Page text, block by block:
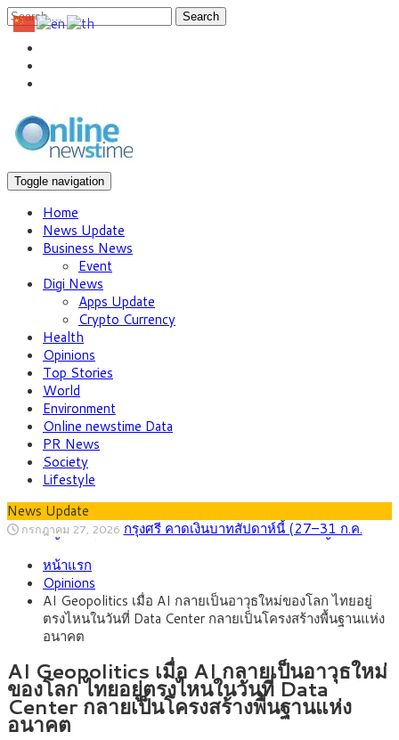
Search
Toggle navigation
Home
News Update
Business News
Event
Digi News
Apps Update
Crypto Currency
Health
Opinions
Top Stories
World
Environment
Online newstime Data
PR News
Society
Lifestyle
News Update
กรกฎาคม 27, 2026 กรุงศรี คาดเงินบาทสัปดาห์นี้ (27–31 ก.ค.
หน้ารถไฟฟ้าสงขลา โมโนเรล 12.54 กม. เชื่อมเมืองหาดใหญ่
สิงหาคม 4, 2026
รายหัวเพียง 2,618 บาท เสนอทบทวนจัดสรรงบให้สอดคล้องภาระ
งานจริง
สิงหาคม 3, 2026
33.00-33.60 ติดตามข้อมูลจ้างงานสหรัฐฯ
สิงหาคม 1, 2026 “เอกนิติ” เปิดเครื่องยนต์เศรษฐกิจใหม่ของไทย
เดินหน้า 5 ยุทธศาสตร์ รื้อโครงสร้างเศรษฐกิจ ดันไทยโตเต็ม
ศักยภาพ
กรกฎาคม 27, 2026 ภัยเงียบใกล้ตัวเด็ก LSD “แสตมป์เมา” ยาเสพ
ติดลายการ์ตูน กรมศุลกากร เตือนผู้ปกครองเฝ้าระวัง หลังยึดล็อต
ใหญ่จากเยอรมนี
หน้าแรก
Opinions
AI Geopolitics เมื่อ AI กลายเป็นอาวุธใหม่ของโลก ไทยอยู่
ตรงไหนในวันที่ Data Center กลายเป็นโครงสร้างพื้นฐานแห่ง
อนาคต
AI Geopolitics เมื่อ AI กลายเป็นอาวุธใหม่
ของโลก ไทยอยู่ตรงไหนในวันที่ Data
Center กลายเป็นโครงสร้างพื้นฐานแห่ง
อนาคต